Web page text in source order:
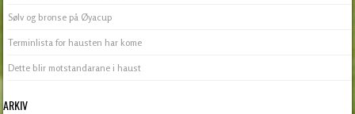
Sølv og bronse på Øyacup
Terminlista for hausten har kome
Dette blir motstandarane i haust
ARKIV